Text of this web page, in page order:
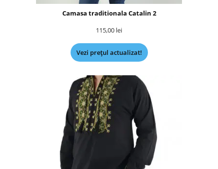
Camasa traditionala Catalin 2
115,00 lei
Vezi prețul actualizat!